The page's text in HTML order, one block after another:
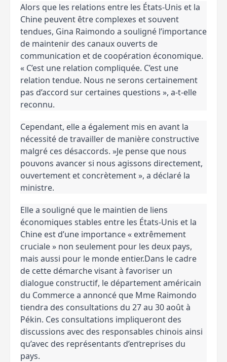
Alors que les relations entre les États-Unis et la
Chine peuvent être complexes et souvent
tendues, Gina Raimondo a souligné l’importance
de maintenir des canaux ouverts de
communication et de coopération économique.
« C’est une relation compliquée. C’est une
relation tendue. Nous ne serons certainement
pas d’accord sur certaines questions », a-t-elle
reconnu.
Cependant, elle a également mis en avant la
nécessité de travailler de manière constructive
malgré ces désaccords. »Je pense que nous
pouvons avancer si nous agissons directement,
ouvertement et concrètement », a déclaré la
ministre.
Elle a souligné que le maintien de liens
économiques stables entre les États-Unis et la
Chine est d’une importance « extrêmement
cruciale » non seulement pour les deux pays,
mais aussi pour le monde entier.Dans le cadre
de cette démarche visant à favoriser un
dialogue constructif, le département américain
du Commerce a annoncé que Mme Raimondo
tiendra des consultations du 27 au 30 août à
Pékin. Ces consultations impliqueront des
discussions avec des responsables chinois ainsi
qu’avec des représentants d’entreprises du
pays.